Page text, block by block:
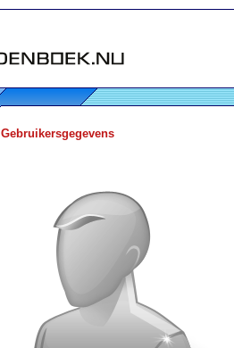
Gebruikersgegevens